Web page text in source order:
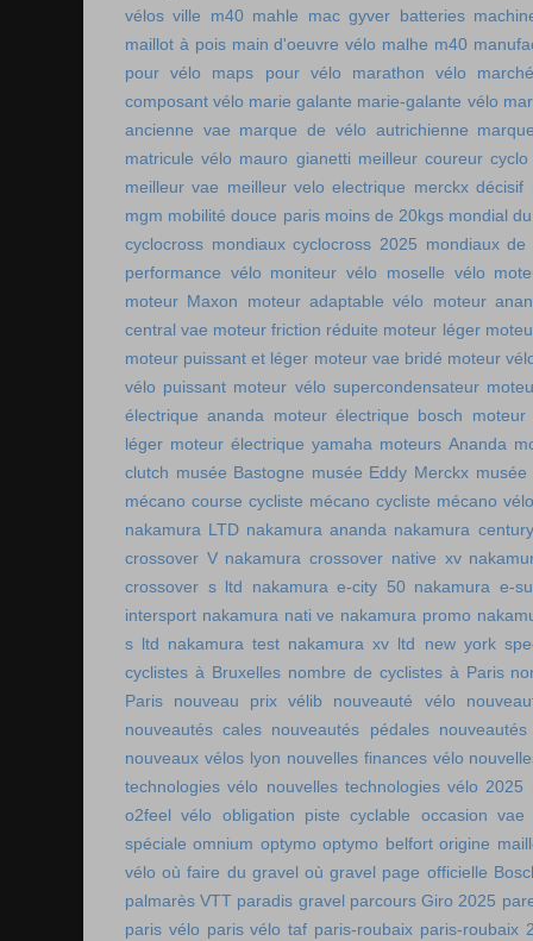
vélos ville
m40 mahle mac gyver batteries
maillot à pois main d'oeuvre vélo malhe m40
pour vélo
maps pour vélo marathon vélo
composant vélo marie galante marie-galante vélo
ancienne vae marque de vélo autrichienne
matricule vélo mauro gianetti meilleur coureur
meilleur vae meilleur velo electrique merckx décisif
mgm mobilité douce paris moins de 20kgs mondial
cyclocross mondiaux cyclocross 2025 mondiaux de
performance vélo moniteur vélo moselle vélo
moteur Maxon
moteur adaptable vélo
moteur
central vae moteur friction réduite moteur léger
moteur puissant et léger moteur vae bridé moteur
vélo puissant moteur vélo supercondensateur
électrique ananda
moteur électrique bosch
moteur
léger moteur électrique yamaha moteurs Ananda
clutch musée Bastogne musée Eddy Merckx
mécano course cycliste mécano cycliste mécano vélo
nakamura LTD nakamura ananda nakamura
crossover V nakamura crossover native xv
crossover s ltd
nakamura e-city 50 nakamura e-
intersport nakamura nati ve nakamura promo
s ltd nakamura test nakamura xv ltd
new york
cyclistes à Bruxelles nombre de cyclistes à Paris
Paris
nouveau prix vélib nouveauté vélo
nouveautés cales nouveautés pédales
nouveaux vélos lyon nouvelles finances vélo
technologies vélo nouvelles technologies vélo 2025
o2feel vélo
obligation piste cyclable
occasion vae
spéciale omnium optymo optymo belfort origine
vélo où faire du gravel où gravel page officielle
palmarès VTT paradis gravel parcours Giro 2025
paris vélo paris vélo taf paris-roubaix paris-roubaix